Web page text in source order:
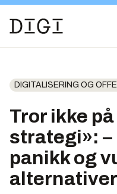
DIGITALISERING OG
Tror ikke
strategi»: –
panikk og
alternativer